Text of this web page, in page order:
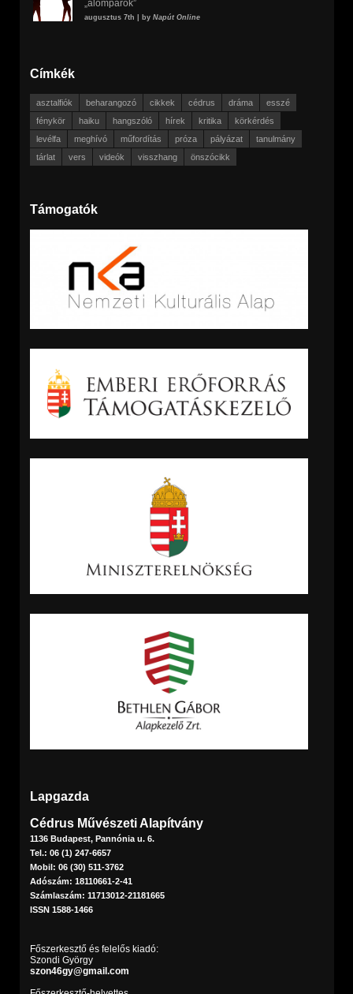
„álompárok”
augusztus 7th | by Napút Online
Címkék
asztalfiók beharangozó cikkek cédrus dráma
esszé
fénykör
haiku hangszóló hírek kritika
körkérdés
levélfa
meghívó műfordítás próza pályázat
tanulmány
tárlat
vers videók visszhang önszócikk
Támogatók
Lapgazda
Cédrus Művészeti Alapítvány
1136 Budapest, Pannónia u. 6.
Tel.: 06 (1) 247-6657
Mobil: 06 (30) 511-3762
Adószám: 18110661-2-41
Számlaszám: 11713012-21181665
ISSN 1588-1466
Főszerkesztő és felelős kiadó:
Szondi György
szon46gy@gmail.com